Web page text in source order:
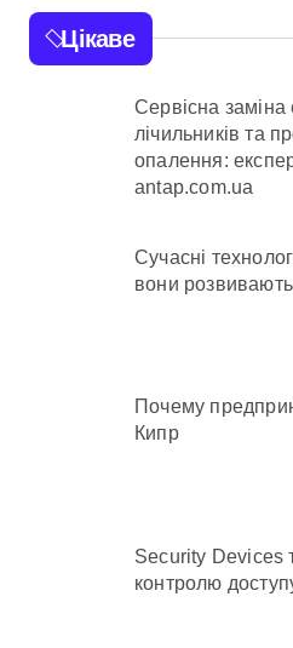
Києва
Цікаве
Сервісна
лічильників та
опалення:
antap.com.ua
Сучасні
вони
Почему
Кипр
Security Devices
контролю